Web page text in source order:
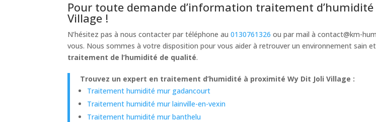
Pour toute demande d’information traitement
Village !
N’hésitez pas à nous contacter par téléphone au0130761326 ou par mail àcontact@km-
vous. Nous sommes à votre disposition pour vous aider à retrouver un environnement sain
traitement de l’humidité de qualité.
Trouvez un expert en traitement d’humidité à proximité Wy Dit Joli Village :
Traitement humidité mur gadancourt
Traitement humidité mur lainville-en-vexin
Traitement humidité mur banthelu